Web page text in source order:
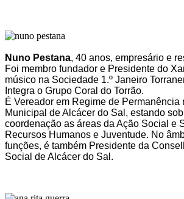
Nuno Pestana, 40 anos, empresário e
Foi membro fundador e Presidente do
músico na Sociedade 1.º Janeiro
Integra o Grupo Coral do Torrão.
É Vereador em Regime de Permanência
Municipal de Alcácer do Sal, estando
coordenação as áreas da Ação Social e
Recursos Humanos e Juventude. No
funções, é também Presidente da
Social de Alcácer do Sal.